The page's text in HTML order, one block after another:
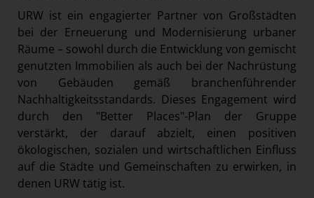
URW ist ein engagierter Partner von Großstädten
bei der Erneuerung und Modernisierung urbaner
Räume – sowohl durch die Entwicklung von gemischt
genutzten Immobilien als auch bei der Nachrüstung
von Gebäuden gemäß branchenführender
Nachhaltigkeitsstandards. Dieses Engagement wird
durch den "Better Places"-Plan der Gruppe
verstärkt, der darauf abzielt, einen positiven
ökologischen, sozialen und wirtschaftlichen Einfluss
auf die Städte und Gemeinschaften zu erwirken, in
denen URW tätig ist.